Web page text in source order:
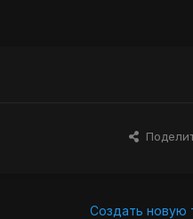
Создать новую